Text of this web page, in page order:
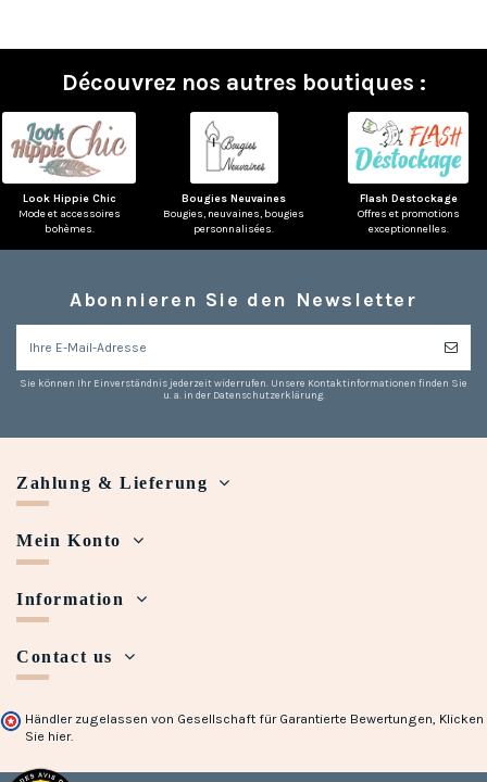
Découvrez nos autres boutiques :
Look Hippie Chic
Mode et accessoires
bohèmes.
Bougies Neuvaines
Bougies, neuvaines, bougies
personnalisées.
Flash Destockage
Offres et promotions
exceptionnelles.
Abonnieren Sie den Newsletter
Sie können Ihr Einverständnis jederzeit widerrufen. Unsere Kontaktinformationen finden Sie
u. a. in der Datenschutzerklärung.
Zahlung & Lieferung
Mein Konto
Information
Contact us
Händler zugelassen von Gesellschaft für Garantierte Bewertungen, Klicken
Sie hier.